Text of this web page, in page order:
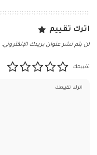
اترك تقييم
لن يتم نشر عنوان بريدك الإلكتروني.
تقييمك